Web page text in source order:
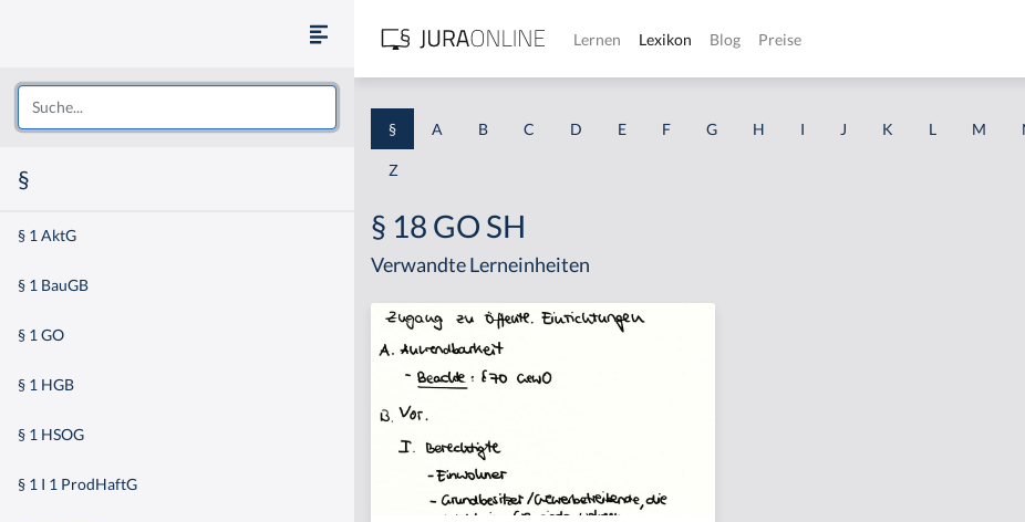
§
§ 1 AktG
§ 1 BauGB
§ 1 GO
§ 1 HGB
§ 1 HSOG
§ 1 I 1 ProdHaftG
Lernen Lexikon Blog Preise
§ A B C D E F G H I J K L M
Z
§ 18 GO SH
Verwandte Lerneinheiten